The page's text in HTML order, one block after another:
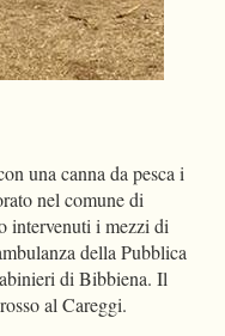
una canna da pesca i
nel comune di
intervenuti i mezzi di
della Pubblica
di Bibbiena. Il
al Careggi.